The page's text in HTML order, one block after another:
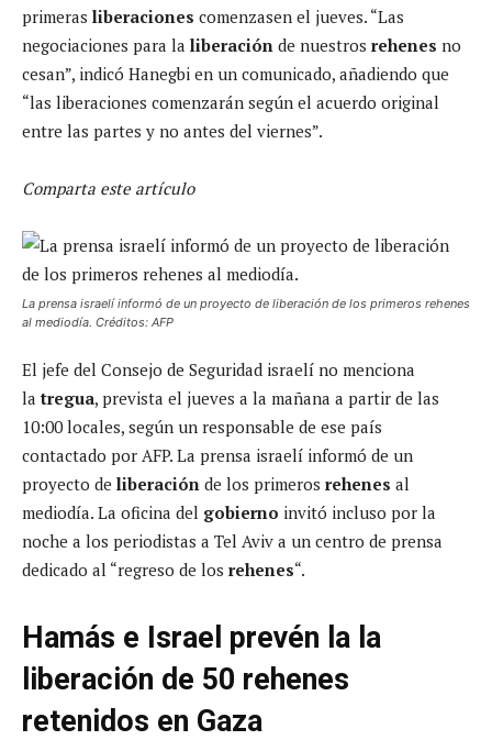
primeras liberaciones comenzasen el jueves. “Las
negociaciones para la liberación de nuestros rehenes no
cesan”, indicó Hanegbi en un comunicado, añadiendo que
“las liberaciones comenzarán según el acuerdo original
entre las partes y no antes del viernes”.
Comparta este artículo
La prensa israelí informó de un proyecto de liberación de los primeros rehenes
al mediodía. Créditos: AFP
El jefe del Consejo de Seguridad israelí no menciona
latregua, prevista el jueves a la mañana a partir de las
10:00 locales, según un responsable de ese país
contactado por AFP. La prensa israelí informó de un
proyecto de liberación de los primeros rehenes al
mediodía. La oficina del gobierno invitó incluso por la
noche a los periodistas a Tel Aviv a un centro de prensa
dedicado al “regreso de los rehenes“.
Hamás e Israel prevén la la
liberación de 50 rehenes
retenidos en Gaza